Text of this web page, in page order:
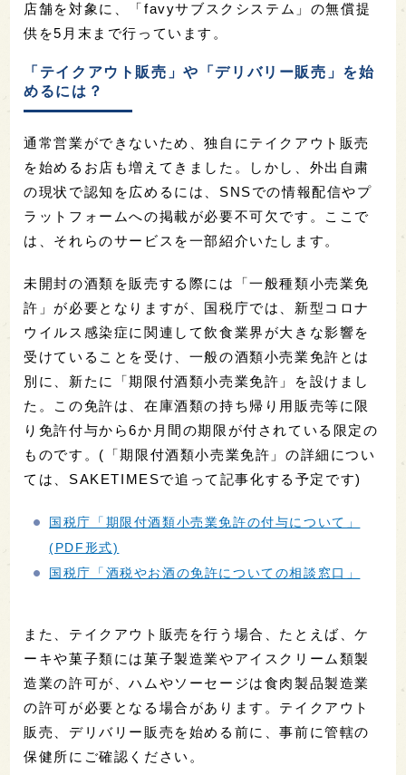
店舗を対象に、「favyサブスクシステム」の無償提
供を5月末まで行っています。
「テイクアウト販売」や「デリバリー販売」を始
めるには？
通常営業ができないため、独自にテイクアウト販売
を始めるお店も増えてきました。しかし、外出自粛
の現状で認知を広めるには、SNSでの情報配信やプ
ラットフォームへの掲載が必要不可欠です。ここで
は、それらのサービスを一部紹介いたします。
未開封の酒類を販売する際には「一般種類小売業免
許」が必要となりますが、国税庁では、新型コロナ
ウイルス感染症に関連して飲食業界が大きな影響を
受けていることを受け、一般の酒類小売業免許とは
別に、新たに「期限付酒類小売業免許」を設けまし
た。この免許は、在庫酒類の持ち帰り用販売等に限
り免許付与から6か月間の期限が付されている限定の
ものです。(「期限付酒類小売業免許」の詳細につい
ては、SAKETIMESで追って記事化する予定です)
国税庁「期限付酒類小売業免許の付与について」
(PDF形式)
国税庁「酒税やお酒の免許についての相談窓口」
また、テイクアウト販売を行う場合、たとえば、ケ
ーキや菓子類には菓子製造業やアイスクリーム類製
造業の許可が、ハムやソーセージは食肉製品製造業
の許可が必要となる場合があります。テイクアウト
販売、デリバリー販売を始める前に、事前に管轄の
保健所にご確認ください。